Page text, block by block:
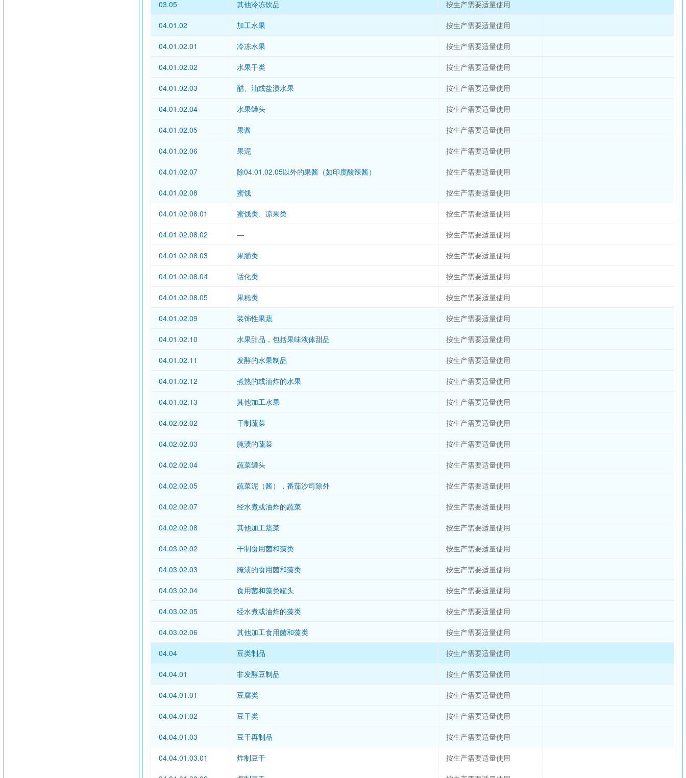
03.05 其他冷冻饮品 按生产需要适量使用
04.01.02 加工水果 按生产需要适量使用
04.01.02.01 冷冻水果 按生产需要适量使用
04.01.02.02 水果干类 按生产需要适量使用
04.01.02.03 醋、油或盐渍水果 按生产需要适量使用
04.01.02.04 水果罐头 按生产需要适量使用
04.01.02.05 果酱 按生产需要适量使用
04.01.02.06 果泥 按生产需要适量使用
04.01.02.07 除04.01.02.05以外的果酱（如印度酸辣酱） 按生产需要适量使用
04.01.02.08 蜜饯 按生产需要适量使用
04.01.02.08.01 蜜饯类、凉果类 按生产需要适量使用
04.01.02.08.02 — 按生产需要适量使用
04.01.02.08.03 果脯类 按生产需要适量使用
04.01.02.08.04 话化类 按生产需要适量使用
04.01.02.08.05 果糕类 按生产需要适量使用
04.01.02.09 装饰性果蔬 按生产需要适量使用
04.01.02.10 水果甜品，包括果味液体甜品 按生产需要适量使用
04.01.02.11 发酵的水果制品 按生产需要适量使用
04.01.02.12 煮熟的或油炸的水果 按生产需要适量使用
04.01.02.13 其他加工水果 按生产需要适量使用
04.02.02.02 干制蔬菜 按生产需要适量使用
04.02.02.03 腌渍的蔬菜 按生产需要适量使用
04.02.02.04 蔬菜罐头 按生产需要适量使用
04.02.02.05 蔬菜泥（酱），番茄沙司除外 按生产需要适量使用
04.02.02.07 经水煮或油炸的蔬菜 按生产需要适量使用
04.02.02.08 其他加工蔬菜 按生产需要适量使用
04.03.02.02 干制食用菌和藻类 按生产需要适量使用
04.03.02.03 腌渍的食用菌和藻类 按生产需要适量使用
04.03.02.04 食用菌和藻类罐头 按生产需要适量使用
04.03.02.05 经水煮或油炸的藻类 按生产需要适量使用
04.03.02.06 其他加工食用菌和藻类 按生产需要适量使用
04.04 豆类制品 按生产需要适量使用
04.04.01 非发酵豆制品 按生产需要适量使用
04.04.01.01 豆腐类 按生产需要适量使用
04.04.01.02 豆干类 按生产需要适量使用
04.04.01.03 豆干再制品 按生产需要适量使用
04.04.01.03.01 炸制豆干 按生产需要适量使用